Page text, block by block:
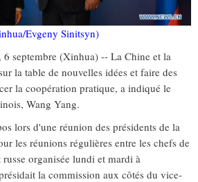
Evgeny Sinitsyn)
septembre (Xinhua) -- La Chine et la
la table de nouvelles idées et faire des
la coopération pratique, a indiqué le
Wang Yang.
lors d'une réunion des présidents de la
les réunions régulières entre les chefs de
organisée lundi et mardi à
la commission aux côtés du vice-